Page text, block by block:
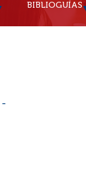
BIBLIOGUÍAS
-